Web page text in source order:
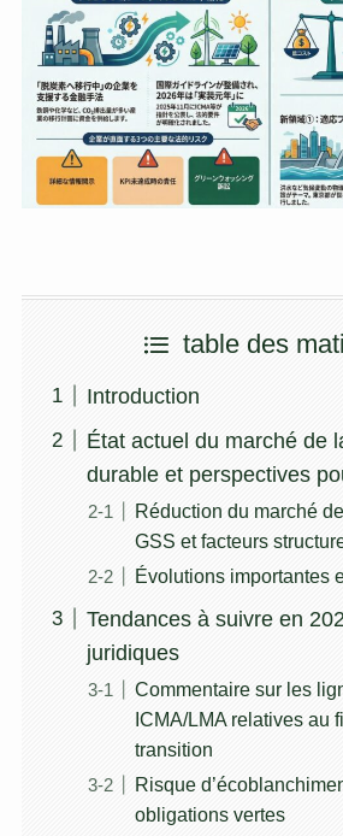
table des
Introduction
État actuel du marché de
durable et perspectives
Réduction du marché
GSS et facteurs
Évolutions importantes
Tendances à suivre en
juridiques
Commentaire sur les
ICMA/LMA relatives au
transition
Risque
obligations vertes